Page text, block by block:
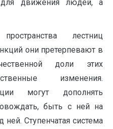
для движения людей, а
лестниц
они претерпевают в
доли этих
изменения.
могут дополнять
быть с ней на
Ступенчатая система